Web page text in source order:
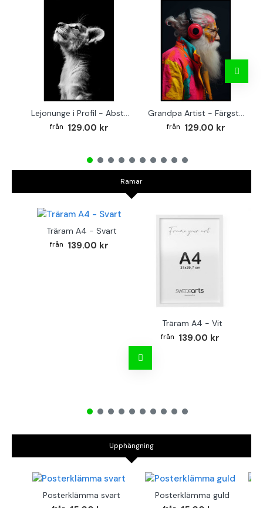
Lejonunge i Profil - Abstrakt poster i svartvitt
129.00 kr
Grandpa Artist - Färgstark poster
129.00 kr
Ramar
Träram A4 - Svart
139.00 kr
Träram A4 - Vit
139.00 kr
Upphängning
Posterklämma svart Posterklämma guld